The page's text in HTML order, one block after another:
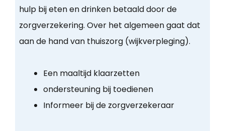
hulp bij eten en drinken betaald door de
zorgverzekering. Over het algemeen gaat dat
aan de hand van thuiszorg (wijkverpleging).
Een maaltijd klaarzetten
ondersteuning bij toedienen
Informeer bij de zorgverzekeraar